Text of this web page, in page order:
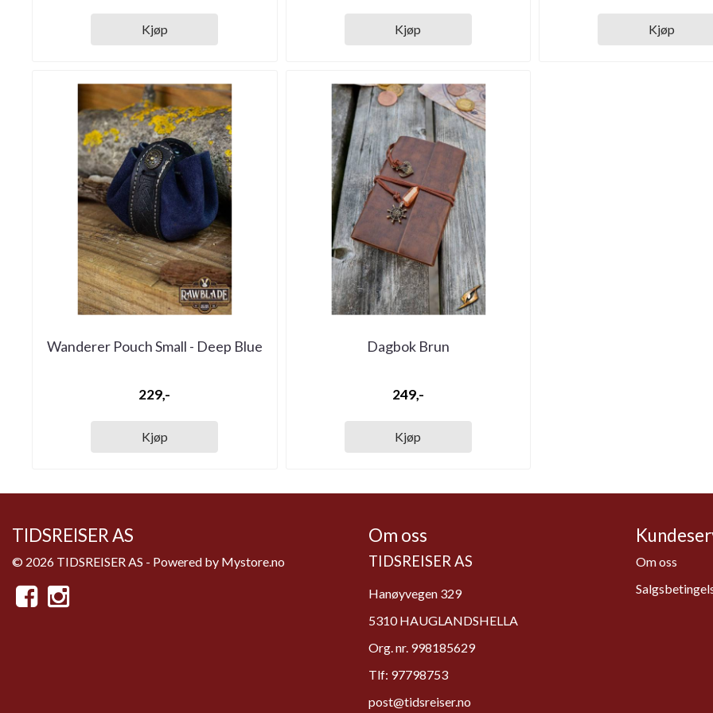
Kjøp Kjøp Kjøp
Wanderer Pouch Small - Deep Blue
229,-
Kjøp
Dagbok Brun
249,-
Kjøp
TIDSREISER AS
© 2026 TIDSREISER AS - Powered by Mystore.no
Om oss
TIDSREISER AS
Hanøyvegen 329
5310 HAUGLANDSHELLA
Org. nr. 998185629
Tlf: 97798753
post@tidsreiser.no
Om oss